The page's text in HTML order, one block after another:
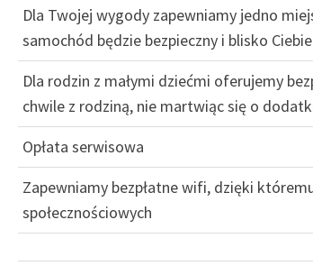
Dla Twojej wygody zapewniamy jedno
samochód będzie bezpieczny i blisko
Dla rodzin z małymi dziećmi oferujemy
chwile z rodziną, nie martwiąc się o
Opłata serwisowa
Zapewniamy bezpłatne wifi, dzięki
społecznościowych